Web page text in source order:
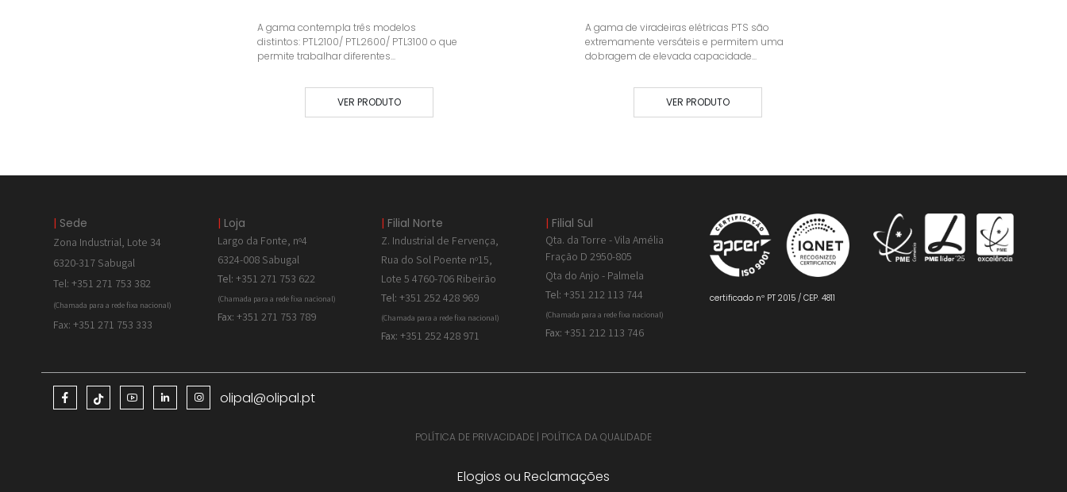
A gama contempla três modelos
distintos: PTL2100/ PTL2600/ PTL3100 o que
permite trabalhar diferentes...
VER PRODUTO
A gama de viradeiras elétricas PTS são
extremamente versáteis e permitem uma
dobragem de elevada capacidade...
VER PRODUTO
| Sede
Zona Industrial, Lote 34
6320-317 Sabugal
Tel: +351 271 753 382
(Chamada para a rede fixa nacional)
Fax: +351 271 753 333
| Loja
Largo da Fonte, nº4
6324-008 Sabugal
Tel: +351 271 753 622
(Chamada para a rede fixa nacional)
Fax: +351 271 753 789
| Filial Norte
Z. Industrial de Fervença,
Rua do Sol Poente nº15,
Lote 5 4760-706 Ribeirão
Tel:+351 252 428 969
(Chamada para a rede fixa nacional)
Fax:+351 252 428 971
| Filial Sul
Qta. da Torre - Vila Amélia
Fração D 2950-805
Qta do Anjo - Palmela
Tel: +351 212 113 744
(Chamada para a rede fixa nacional)
Fax: +351 212 113 746
certificado nº PT 2015 / CEP. 4811
olipal@olipal.pt
POLÍTICA DE PRIVACIDADE | POLÍTICA DA QUALIDADE
Elogios ou Reclamações